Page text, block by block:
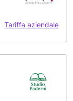
Tariffa aziendale